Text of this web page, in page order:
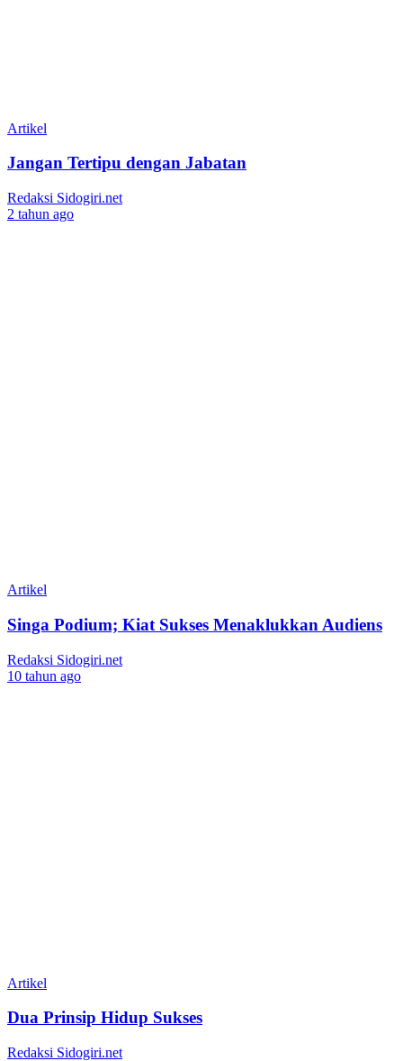
Artikel
Jangan Tertipu dengan Jabatan
Redaksi Sidogiri.net
2 tahun ago
Artikel
Singa Podium; Kiat Sukses Menaklukkan Audiens
Redaksi Sidogiri.net
10 tahun ago
Artikel
Dua Prinsip Hidup Sukses
Redaksi Sidogiri.net